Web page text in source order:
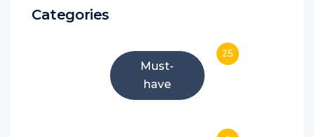
Categories
Must-
have
25